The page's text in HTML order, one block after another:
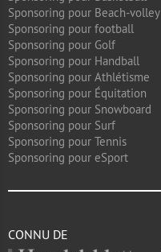
Sponsoring pour Beach-volley
Sponsoring pour football
Sponsoring pour Golf
Sponsoring pour Handball
Sponsoring pour Athlétisme
Sponsoring pour Équitation
Sponsoring pour Snowboard
Sponsoring pour Surf
Sponsoring pour Tennis
Sponsoring pour eSport
CONNU DE